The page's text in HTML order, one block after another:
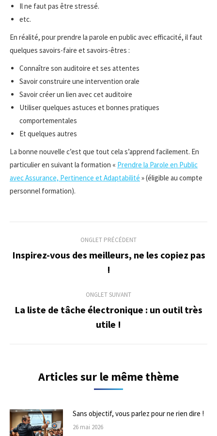
Il ne faut pas être stressé.
etc.
En réalité, pour prendre la parole en public avec efficacité, il faut
quelques savoirs-faire et savoirs-êtres :
Connaître son auditoire et ses attentes
Savoir construire une intervention orale
Savoir créer un lien avec cet auditoire
Utiliser quelques astuces et bonnes pratiques
comportementales
Et quelques autres
La bonne nouvelle c’est que tout cela s’apprend facilement. En
particulier en suivant la formation « Prendre la Parole en Public
avec Assurance, Pertinence et Adaptabilité » (éligible au compte
personnel formation).
de
ONGLET PRÉCÉDENT
Onglet
précédent
Inspirez-vous des meilleurs, ne les copiez pas
!
ONGLET SUIVANT
Onglet
suivant
La liste de tâche électronique : un outil très
utile !
Articles sur le même thème
Sans objectif, vous parlez pour ne rien dire !
26 mai 2026